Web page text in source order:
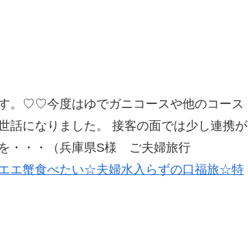
。♡♡今度はゆでガニコースや他のコース
話になりました。 接客の面では少し連携が
を・・・（兵庫県S様 ご夫婦旅行
エ蟹食べたい☆夫婦水入らずの口福旅☆特